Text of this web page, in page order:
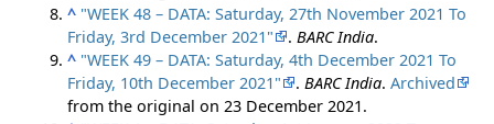
^ "WEEK 48 – DATA: Saturday, 27th November 2021 To
Friday, 3rd December 2021"
. BARC India.
^ "WEEK 49 – DATA: Saturday, 4th December 2021 To
Friday, 10th December 2021"
. BARC India.Archived
from the original on 23 December 2021.